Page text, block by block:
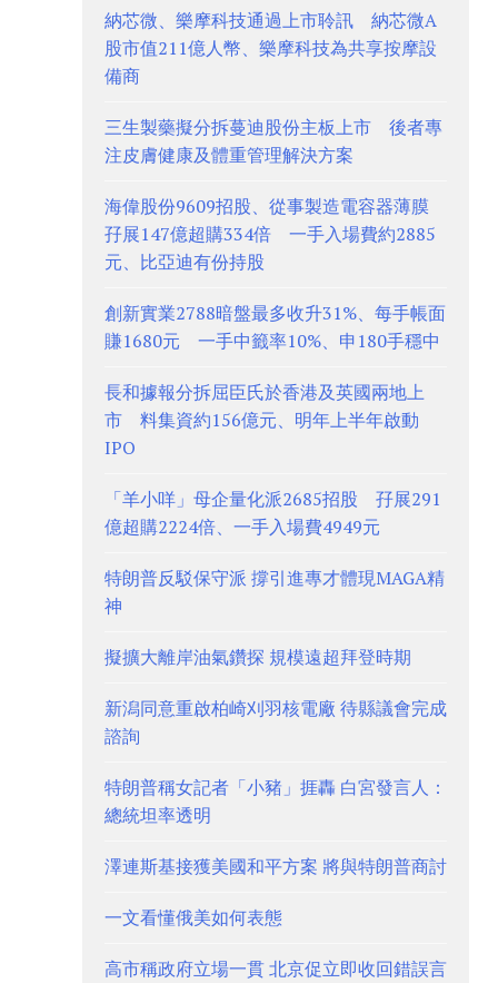
納芯微、樂摩科技通過上市聆訊 納芯微A
股市值211億人幣、樂摩科技為共享按摩設
備商
三生製藥擬分拆蔓迪股份主板上市 後者專
注皮膚健康及體重管理解決方案
海偉股份9609招股、從事製造電容器薄膜
孖展147億超購334倍 一手入場費約2885
元、比亞迪有份持股
創新實業2788暗盤最多收升31%、每手帳面
賺1680元 一手中籤率10%、申180手穩中
長和據報分拆屈臣氏於香港及英國兩地上
市 料集資約156億元、明年上半年啟動
IPO
「羊小咩」母企量化派2685招股 孖展291
億超購2224倍、一手入場費4949元
特朗普反駁保守派 撐引進專才體現MAGA精
神
擬擴大離岸油氣鑽探 規模遠超拜登時期
新潟同意重啟柏崎刈羽核電廠 待縣議會完成
諮詢
特朗普稱女記者「小豬」捱轟 白宮發言人：
總統坦率透明
澤連斯基接獲美國和平方案 將與特朗普商討
一文看懂俄美如何表態
高市稱政府立場一貫 北京促立即收回錯誤言